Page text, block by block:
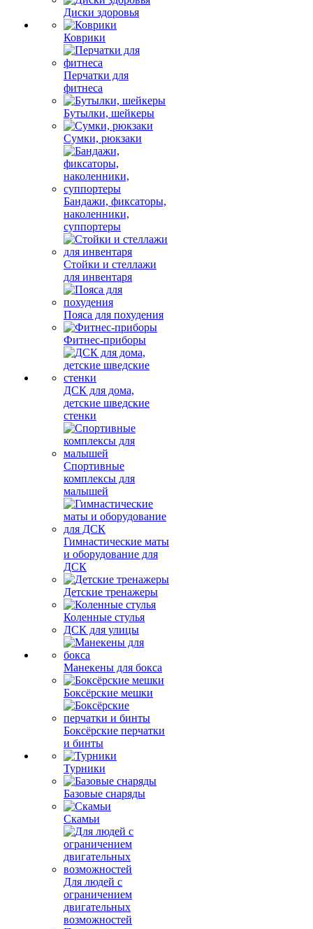
Диски здоровья
Коврики
Перчатки для
фитнеса
Бутылки, шейкеры
Сумки, рюкзаки
Бандажи, фиксаторы,
наколенники,
суппортеры
Стойки и стеллажи
для инвентаря
Пояса для похудения
Фитнес-приборы
ДСК для дома,
детские шведские
стенки
Спортивные
комплексы для
малышей
Гимнастические маты
и оборудование для
ДСК
Детские тренажеры
Коленные стулья
ДСК для улицы
Манекены для бокса
Боксёрские мешки
Боксёрские перчатки
и бинты
Турники
Базовые снаряды
Скамьи
Для людей с
ограничением
двигательных
возможностей